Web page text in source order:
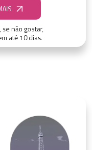
não gostar,
até 10 dias.